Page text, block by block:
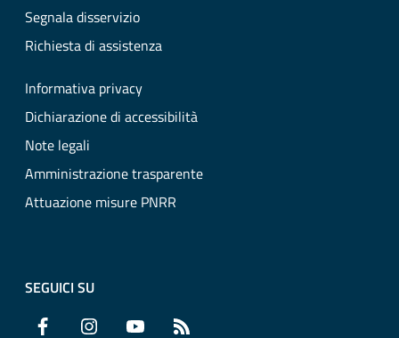
Segnala disservizio
Richiesta di assistenza
Informativa privacy
Dichiarazione di accessibilità
Note legali
Amministrazione trasparente
Attuazione misure PNRR
SEGUICI SU
Facebook Instagram YouTube